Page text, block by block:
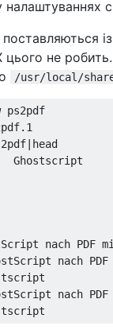
налаштуваннях
цього не
/usr/local/
. 1
| head
Ghostscript
nach PDF
nach PDF
nach PDF